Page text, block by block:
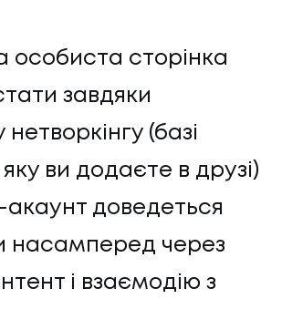
особиста сторінка
завдяки
(базі
яку ви додаєте в друзі)
акаунт доведеться
насамперед через
і взаємодію з